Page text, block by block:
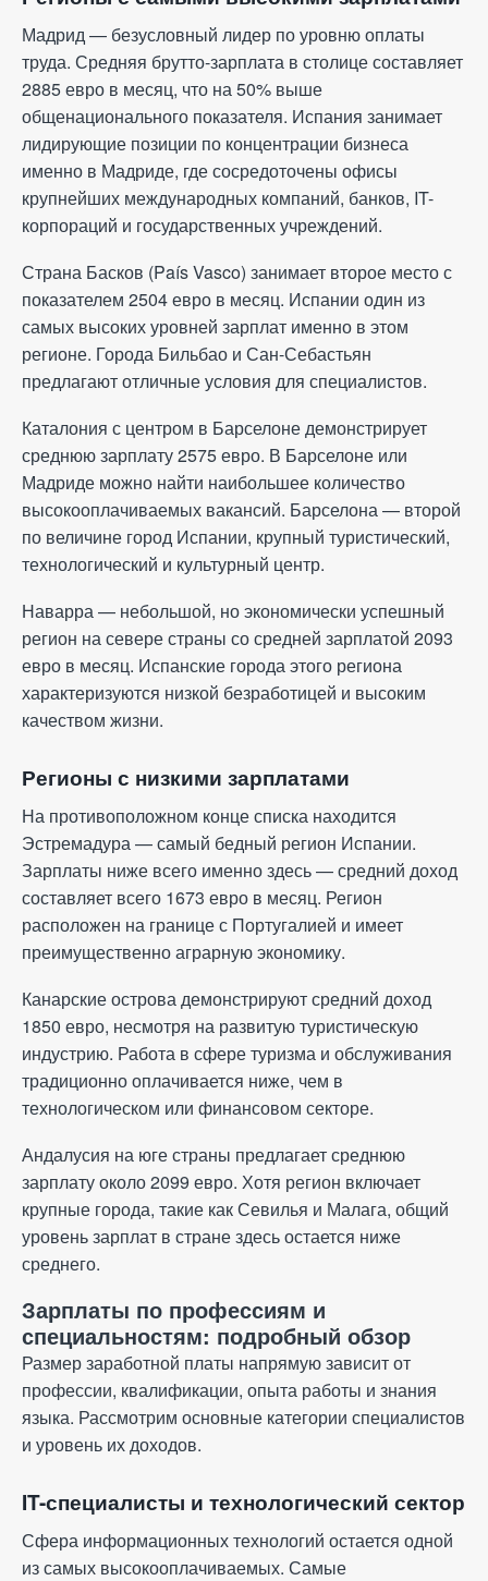
Мадрид — безусловный лидер по уровню оплаты
труда. Средняя брутто-зарплата в столице составляет
2885 евро в месяц, что на 50% выше
общенационального показателя. Испания занимает
лидирующие позиции по концентрации бизнеса
именно в Мадриде, где сосредоточены офисы
крупнейших международных компаний, банков, IT-
корпораций и государственных учреждений.
Страна Басков (País Vasco) занимает второе место с
показателем 2504 евро в месяц. Испании один из
самых высоких уровней зарплат именно в этом
регионе. Города Бильбао и Сан-Себастьян
предлагают отличные условия для специалистов.
Каталония с центром в Барселоне демонстрирует
среднюю зарплату 2575 евро. В Барселоне или
Мадриде можно найти наибольшее количество
высокооплачиваемых вакансий. Барселона — второй
по величине город Испании, крупный туристический,
технологический и культурный центр.
Наварра — небольшой, но экономически успешный
регион на севере страны со средней зарплатой 2093
евро в месяц. Испанские города этого региона
характеризуются низкой безработицей и высоким
качеством жизни.
Регионы с низкими зарплатами
На противоположном конце списка находится
Эстремадура — самый бедный регион Испании.
Зарплаты ниже всего именно здесь — средний доход
составляет всего 1673 евро в месяц. Регион
расположен на границе с Португалией и имеет
преимущественно аграрную экономику.
Канарские острова демонстрируют средний доход
1850 евро, несмотря на развитую туристическую
индустрию. Работа в сфере туризма и обслуживания
традиционно оплачивается ниже, чем в
технологическом или финансовом секторе.
Андалусия на юге страны предлагает среднюю
зарплату около 2099 евро. Хотя регион включает
крупные города, такие как Севилья и Малага, общий
уровень зарплат в стране здесь остается ниже
среднего.
Зарплаты по профессиям и
специальностям: подробный обзор
Размер заработной платы напрямую зависит от
профессии, квалификации, опыта работы и знания
языка. Рассмотрим основные категории специалистов
и уровень их доходов.
IT-специалисты и технологический сектор
Сфера информационных технологий остается одной
из самых высокооплачиваемых. Самые